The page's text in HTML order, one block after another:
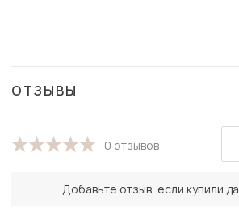
ОТЗЫВЫ
0 отзывов
Добавьте отзыв, если купили